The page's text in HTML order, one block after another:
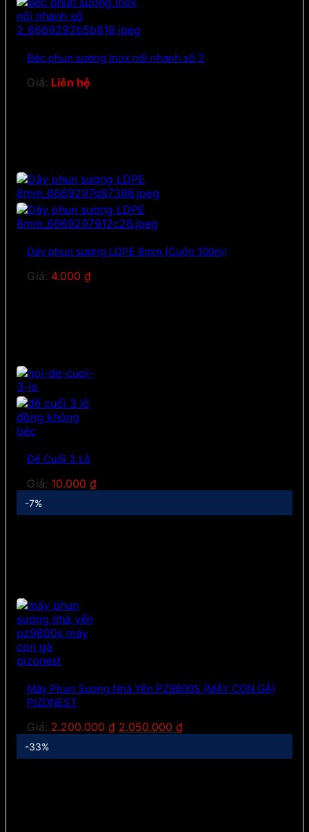
Béc phun sương Inox nối nhanh số 2
Giá: Liên hệ
Dây phun sương LDPE 8mm (Cuộn 100m)
Giá: 4.000 ₫
Đế Cuối 3 Lỗ
Giá: 10.000 ₫
-7%
Máy Phun Sương Nhà Yến PZ9800S (MÁY CON GÀ)
PIZONEST
Giá: 2.200.000₫ Giá
2.050.000 ₫Giá
-33%